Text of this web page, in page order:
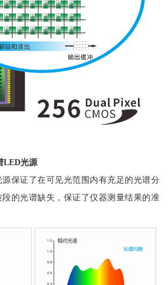
LED光源
保证了在可见光范围内有充足的光谱分
的光谱缺失，保证了仪器测量结果的准